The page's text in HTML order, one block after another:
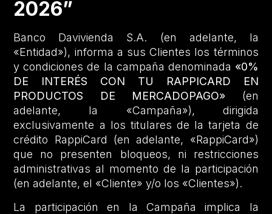
2026”
Banco Davivienda S.A. (en adelante, la
«Entidad»), informa a sus Clientes los términos
y condiciones de la campaña denominada «0%
DE INTERÉS CON TU RAPPICARD EN
PRODUCTOS DE MERCADOPAGO» (en
adelante, la «Campaña»), dirigida
exclusivamente a los titulares de la tarjeta de
crédito RappiCard (en adelante, «RappiCard»)
que no presenten bloqueos, ni restricciones
administrativas al momento de la participación
(en adelante, el «Cliente» y/o los «Clientes»).
La participación en la Campaña implica la